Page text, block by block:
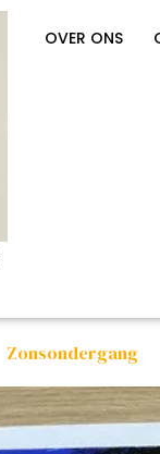
OVER ONS
Zonsondergang